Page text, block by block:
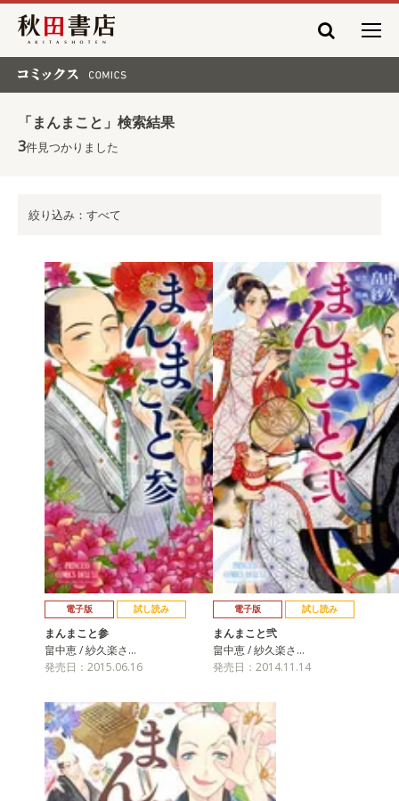
秋田書店
「まんまこと」検索結果
3件見つかりました
絞り込み：すべて
電子版 試し読み
まんまこと参
畠中恵 / 紗久楽さ…
発売日：2015.06.16
電子版 試し読み
まんまこと弐
畠中恵 / 紗久楽さ…
発売日：2014.11.14